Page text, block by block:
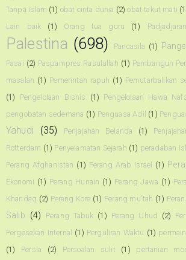
Tanpa Islam (1) obat cinta dunia (2) obat takut mati
Lain baik
(1) Orang tua guru (1) Padjadjaran
Palestina (698) Pancasila (1)
Pasai (2) Paspampres Rasulullah (1) Pembangun
masalah (1) Pemerintah rapuh (1) Pemutarbalikan
(1)
Pengelolaan Bisnis (1) Pengelolaan Hawa
pengobatan sederhana (1) Penguasa Adil (1)
Yahudi
(35) Penjajahan Belanda (1)
Rotterdam (1) Penyelamatan Sejarah (1) peradaban
Perang Afghanistan (1) Perang Arab Israel (1)
Ekonomi (1) Perang Hunain (1) Perang Jawa (1)
Khandaq (2) Perang Kore (1) Perang mu'tah (1)
Salib (4) Perang Tabuk (1) Perang Uhud (2)
Pergesekan Internal (1) Perguliran Waktu (1)
(1)
Persia (2) Persoalan sulit (1) pertanian